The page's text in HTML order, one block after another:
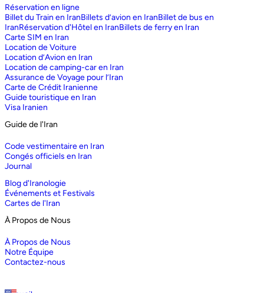
Réservation en ligne
Billet du Train en IranBillets d’avion en IranBillet de bus en
IranRéservation d'Hôtel en IranBillets de ferry en Iran
Carte SIM en Iran
Location de Voiture
Location d’Avion en Iran
Location de camping-car en Iran
Assurance de Voyage pour l’Iran
Carte de Crédit Iranienne
Guide touristique en Iran
Visa Iranien
Guide de l'Iran
Code vestimentaire en Iran
Congés officiels en Iran
Journal
Blog d'Iranologie
Événements et Festivals
Cartes de l'Iran
À Propos de Nous
À Propos de Nous
Notre Équipe
Contactez-nous